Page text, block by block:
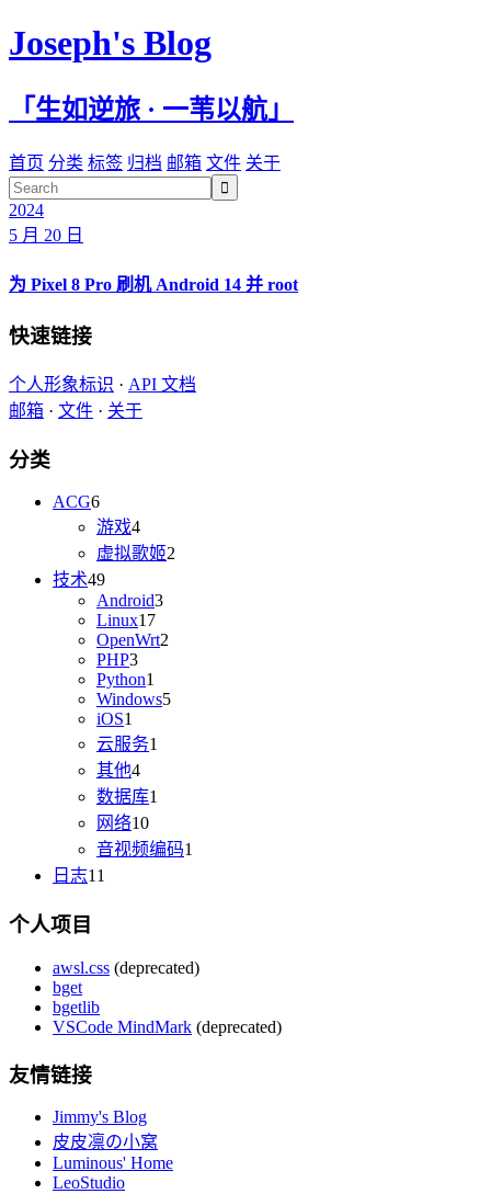
Joseph's Blog
「生如逆旅 · 一苇以航」
首页 分类 标签 归档 邮箱 文件 关于

2024
5 月 20 日
为 Pixel 8 Pro 刷机 Android 14 并 root
快速链接
个人形象标识 · API 文档
邮箱 · 文件 · 关于
分类
ACG6
游戏4
虚拟歌姬2
技术49
Android3
Linux17
OpenWrt2
PHP3
Python1
Windows5
iOS1
云服务1
其他4
数据库1
网络10
音视频编码1
日志11
个人项目
awsl.css (deprecated)
bget
bgetlib
VSCode MindMark (deprecated)
友情链接
Jimmy's Blog
皮皮凛の小窝
Luminous' Home
LeoStudio